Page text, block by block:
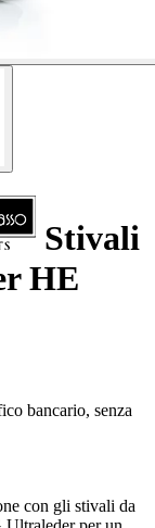
Stivali
HE
bancario, senza
con gli stivali da